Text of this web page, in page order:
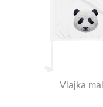
Vlajka